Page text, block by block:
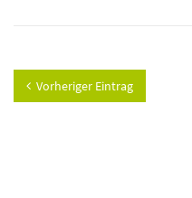
Vorheriger Eintrag